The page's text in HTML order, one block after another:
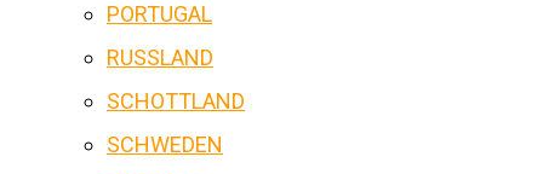
PORTUGAL
RUSSLAND
SCHOTTLAND
SCHWEDEN